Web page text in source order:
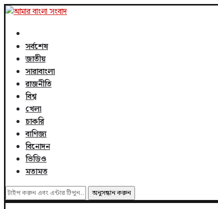
সর্বশেষ
জাতীয়
সারাবাংলা
রাজনীতি
বিশ্ব
খেলা
চাকরি
বাণিজ্য
বিনোদন
ভিডিও
মতামত
অনুসন্ধান করুন